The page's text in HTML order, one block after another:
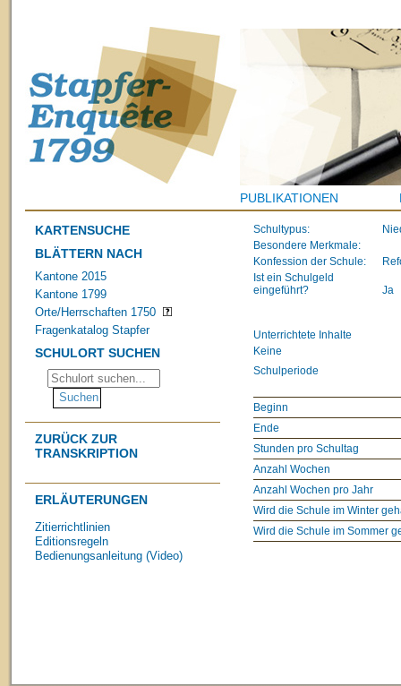
PUBLIKATIONEN
KARTENSUCHE
BLÄTTERN NACH
Kantone 2015
Kantone 1799
Orte/Herrschaften 1750
Fragenkatalog Stapfer
SCHULORT SUCHEN
ZURÜCK ZUR
TRANSKRIPTION
ERLÄUTERUNGEN
Zitierrichtlinien
Editionsregeln
Bedienungsanleitung (Video)
Schultypus:
Besondere Merkmale:
Konfession der Schule:
Ist ein Schulgeld
eingeführt?
Ja
Unterrichtete Inhalte
Keine
Schulperiode
Beginn
Ende
Stunden pro Schultag
Anzahl Wochen
Anzahl Wochen pro Jahr
Wird die Schule im Winter
Wird die Schule im Sommer